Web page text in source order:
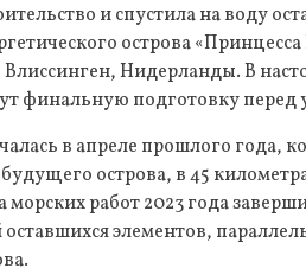
и спустила на воду
острова «Принцесса
Нидерланды. В
финальную подготовку перед
в апреле прошлого года,
острова, в 45
работ 2023 года
элементов,